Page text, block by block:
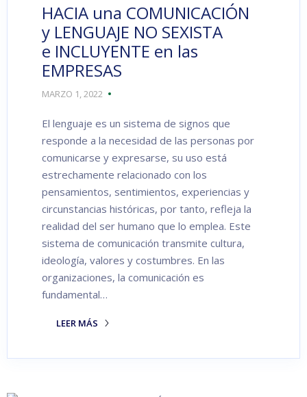
HACIA una COMUNICACIÓN
y LENGUAJE NO SEXISTA
e INCLUYENTE en las
EMPRESAS
MARZO 1, 2022
El lenguaje es un sistema de signos que
responde a la necesidad de las personas por
comunicarse y expresarse, su uso está
estrechamente relacionado con los
pensamientos, sentimientos, experiencias y
circunstancias históricas, por tanto, refleja la
realidad del ser humano que lo emplea. Este
sistema de comunicación transmite cultura,
ideología, valores y costumbres. En las
organizaciones, la comunicación es
fundamental…
LEER MÁS